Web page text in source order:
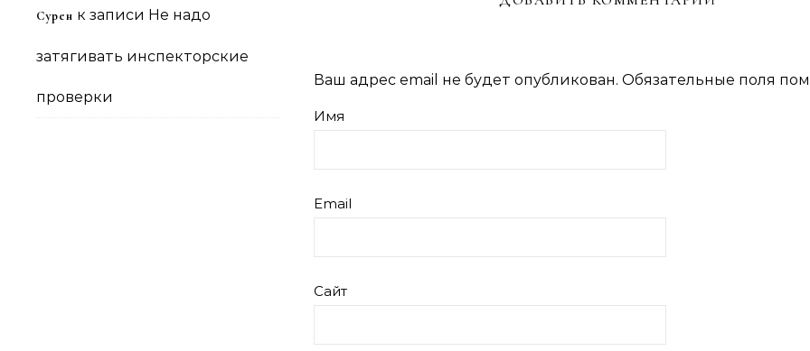
Сурен к записи Не надо
затягивать инспекторские
проверки
Ваш адрес email не будет опубликован. Обязательные поля
Имя
Email
Сайт